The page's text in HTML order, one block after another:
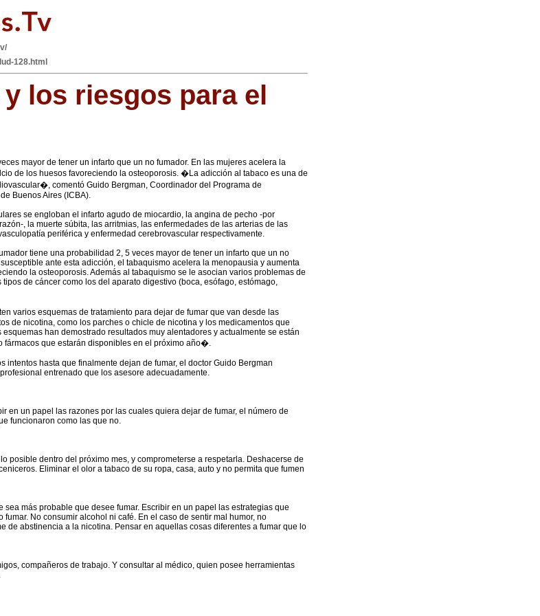
128.html
los riesgos para el
mayor de tener un infarto que un no fumador. En las mujeres acelera la
de los huesos favoreciendo la osteoporosis. �La adicción al tabaco es una de
comentó Guido Bergman, Coordinador del Programa de
Buenos Aires (ICBA).
se engloban el infarto agudo de miocardio, la angina de pecho -por
, la muerte súbita, las arritmias, las enfermedades de las arterias de las
periférica y enfermedad cerebrovascular respectivamente.
tiene una probabilidad 2, 5 veces mayor de tener un infarto que un no
ante esta adicción, el tabaquismo acelera la menopausia y aumenta
la osteoporosis. Además al tabaquismo se le asocian varios problemas de
de cáncer como los del aparato digestivo (boca, esófago, estómago,
varios esquemas de tratamiento para dejar de fumar que van desde las
de nicotina, como los parches o chicle de nicotina y los medicamentos que
han demostrado resultados muy alentadores y actualmente se están
fármacos que estarán disponibles en el próximo año�.
intentos hasta que finalmente dejan de fumar, el doctor Guido Bergman
entrenado que los asesore adecuadamente.
en un papel las razones por las cuales quiera dejar de fumar, el número de
funcionaron como las que no.
posible dentro del próximo mes, y comprometerse a respetarla. Deshacerse de
Eliminar el olor a tabaco de su ropa, casa, auto y no permita que fumen
sea más probable que desee fumar. Escribir en un papel las estrategias que
No consumir alcohol ni café. En el caso de sentir mal humor, no
de abstinencia a la nicotina. Pensar en aquellas cosas diferentes a fumar que lo
compañeros de trabajo. Y consultar al médico, quien posee herramientas